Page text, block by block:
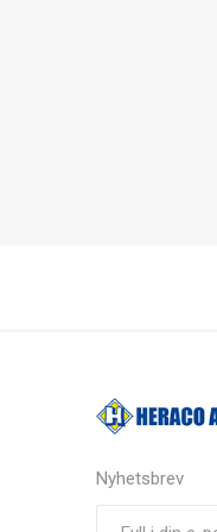
Nyhetsbrev